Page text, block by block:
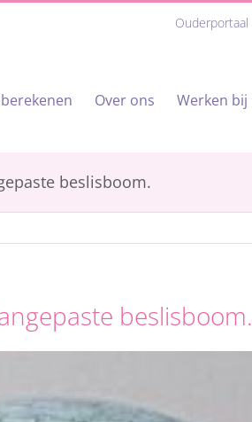
Ouderportaal
Over ons Werken bij
beslisboom.
beslisboom.